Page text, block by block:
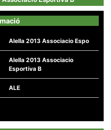
Alella 2013 Associacio Espo
Alella 2013 Associacio
Esportiva B
ALE
són
opcionals,
són
funcionament
tècnic de la
web.
Estadístiques
Recopilem